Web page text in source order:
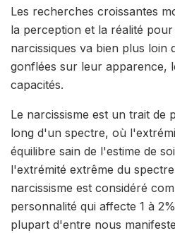
Les recherches croissantes
la perception et la réalité
narcissiques va bien plus loin
gonflées sur leur apparence,
capacités.
Le narcissisme est un trait de
long d'un spectre, où
équilibre sain de l'estime de
l'extrémité extrême du
narcissisme est considéré
personnalité qui affecte 1 à
plupart d'entre nous